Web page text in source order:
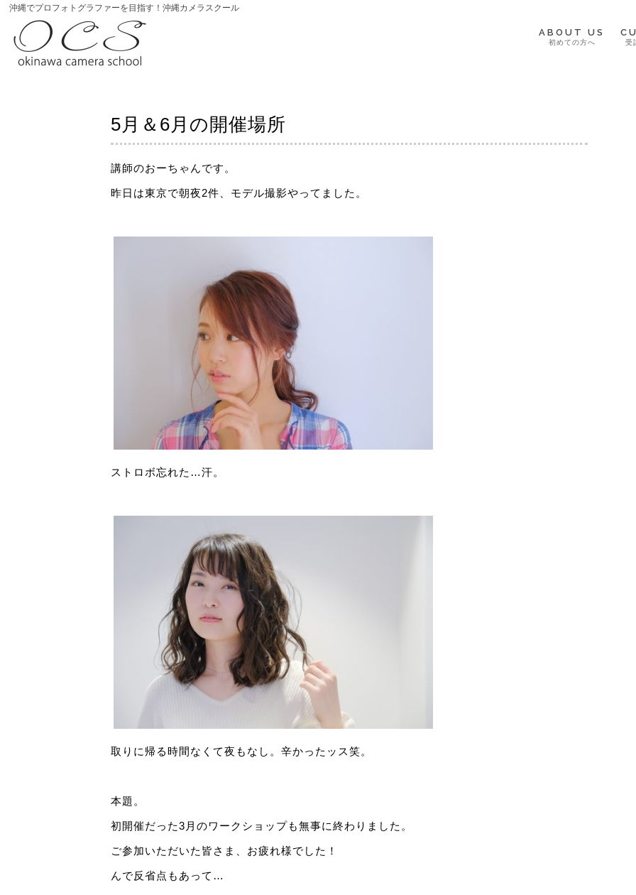
沖縄でプロフォトグラファーを目指す！沖縄カメラスクール
ABOUT US
初めての方へ 受
5月＆6月の開催場所
講師のおーちゃんです。
昨日は東京で朝夜2件、モデル撮影やってました。
ストロボ忘れた…汗。
取りに帰る時間なくて夜もなし。辛かったッス笑。
本題。
初開催だった3月のワークショップも無事に終わりました。
ご参加いただいた皆さま、お疲れ様でした！
んで反省点もあって…